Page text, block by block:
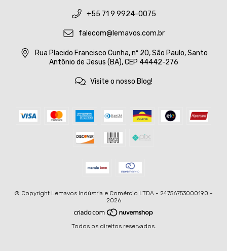
+55 71 9 9924-0075
falecom@lemavos.com.br
Rua Placido Francisco Cunha, nº 20, São Paulo, Santo
Antônio de Jesus (BA), CEP 44442-276
Visite o nosso Blog!
© Copyright Lemavos Indústria e Comércio LTDA - 24756753000190 -
2026
Todos os direitos reservados.